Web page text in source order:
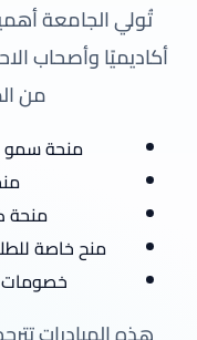
تُولي الجامعة
أكاديميًا وأصحاب
من
منحة سمو
منحة
منح خاصة
خصومات